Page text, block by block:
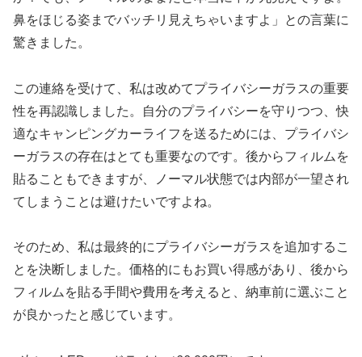
鼻をほじる姿までバッチリ見えちゃいますよ」との言葉に
驚きました。
この連絡を受けて、私は改めてプライバシーガラスの重要
性を再認識しました。自分のプライバシーを守りつつ、快
適なキャンピングカーライフを送るためには、プライバシ
ーガラスの存在はとても重要なのです。後からフィルムを
貼ることもできますが、ノーマル状態では内部が一望され
てしまうことは避けたいですよね。
そのため、私は最終的にプライバシーガラスを追加するこ
とを決断しました。価格的にもお買い得感があり、後から
フィルムを貼る手間や費用を考えると、納車前に選ぶこと
が良かったと感じています。